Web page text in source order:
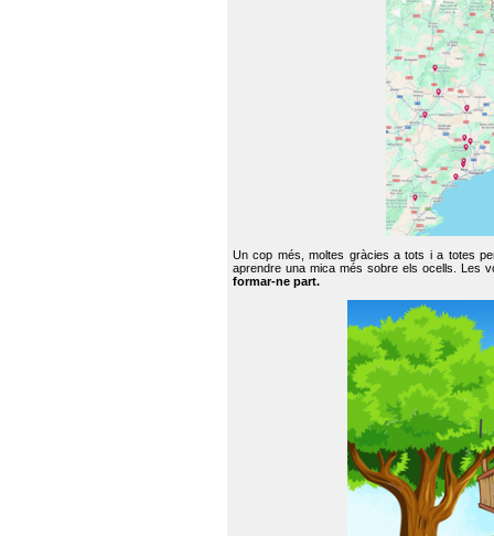
Un cop més, moltes gràcies a tots i a totes
aprendre una mica més sobre els ocells. Les
formar-ne part.